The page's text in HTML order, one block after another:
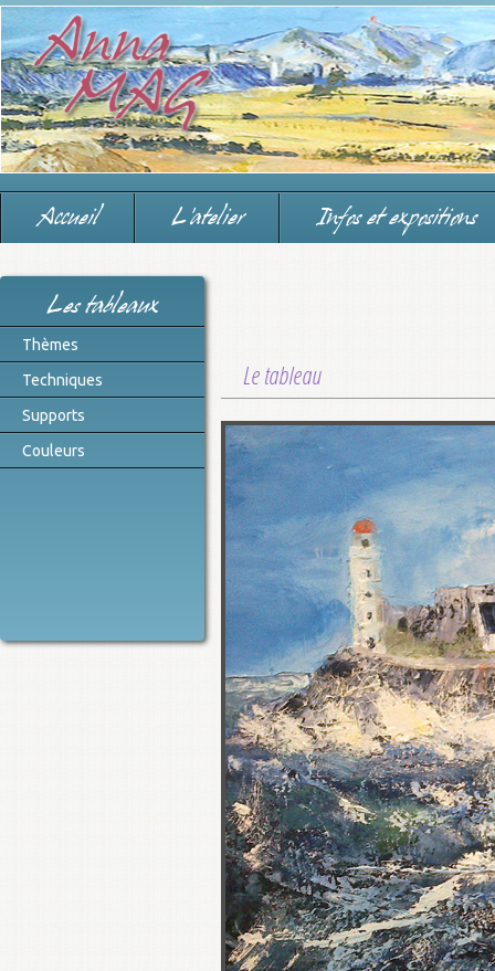
Accueil L'atelier Infos et expositions
Les tableaux
Thèmes
Techniques
Supports
Couleurs
Le tableau